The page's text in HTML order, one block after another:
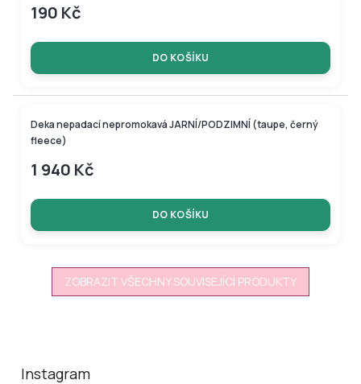
190 Kč
DO KOŠÍKU
Deka nepadací nepromokavá JARNÍ/PODZIMNÍ (taupe, černý
fleece)
1 940 Kč
DO KOŠÍKU
ZOBRAZIT VŠECHNY SOUVISEJÍCÍ PRODUKTY
Instagram